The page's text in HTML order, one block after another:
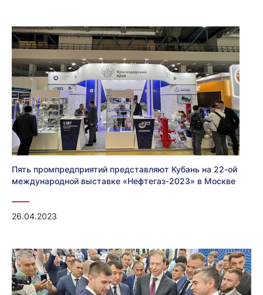
Пять промпредприятий представляют Кубань на 22-ой
международной выставке «Нефтегаз-2023» в Москве
26.04.2023